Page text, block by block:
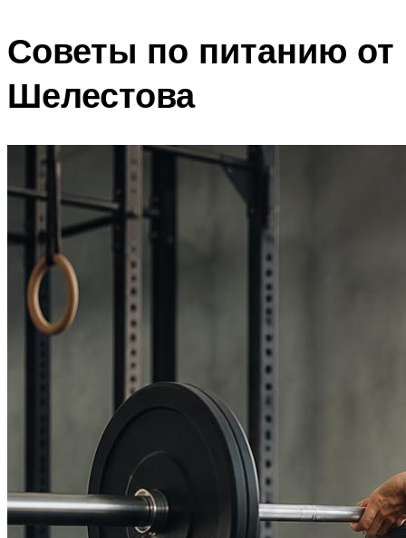
Советы по питанию от
Шелестова